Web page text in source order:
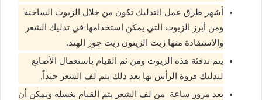
أشهر طرق عمل التدليك تكون من خلال الزيوت الساخنة
ومن أبرز الزيوت التي يمكن استخدامها في تدليك الشعر
والاستفادة منها زيت الزيتون زيت جوز الهند.
يتم تدفئة هذه الزيوت ومن ثم القيام باستعمال الأصابع
لتدليك فروة الرأس بها بعد ذلك يتم لف الشعر جيداً.
بعد مرور ساعة من لف الشعر يتم القيام بغسله ويمكن أن